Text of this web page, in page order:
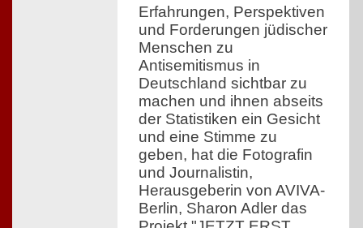
Erfahrungen, Perspektiven
und Forderungen jüdischer
Menschen zu
Antisemitismus in
Deutschland sichtbar zu
machen und ihnen abseits
der Statistiken ein Gesicht
und eine Stimme zu
geben, hat die Fotografin
und Journalistin,
Herausgeberin von AVIVA-
Berlin, Sharon Adler das